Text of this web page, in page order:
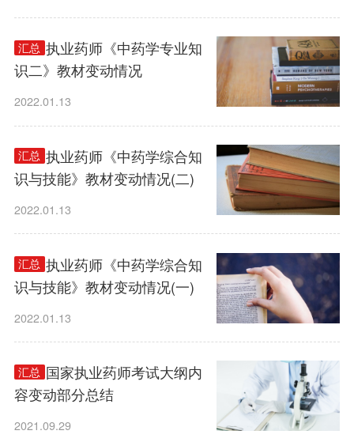
汇总
2022执业药师《中药学专业知
识二》教材变动情况
2022.01.13
汇总
2022执业药师《中药学综合知
识与技能》教材变动情况(二)
2022.01.13
汇总
2022执业药师《中药学综合知
识与技能》教材变动情况(一)
2022.01.13
汇总
2021国家执业药师考试大纲内
容变动部分总结
2021.09.29